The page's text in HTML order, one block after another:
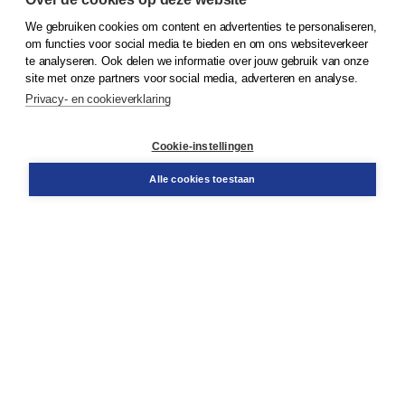
© 2026Koninklijke Boom uitgevers
Bestellen
We gebruiken cookies om content en advertenties te personaliseren,
om functies voor social media te bieden en om ons websiteverkeer
te analyseren. Ook delen we informatie over jouw gebruik van onze
site met onze partners voor social media, adverteren en analyse.
Privacy- en cookieverklaring
Cookie-instellingen
Alle cookies toestaan